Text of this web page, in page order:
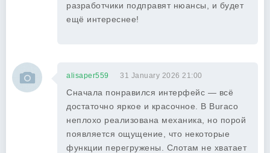
разработчики подправят нюансы, и будет
ещё интереснее!
alisaper559 31 January 2026 21:00
Сначала понравился интерфейс — всё
достаточно яркое и красочное. В Buraco
неплохо реализована механика, но порой
появляется ощущение, что некоторые
функции перегружены. Слотам не хватает